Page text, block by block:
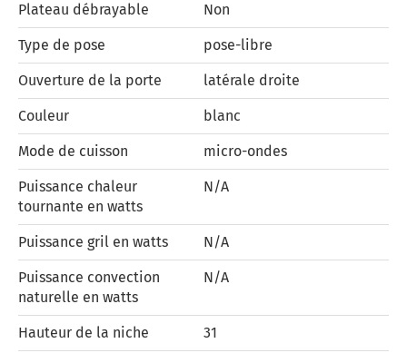
Plateau débrayable Non
Type de pose pose-libre
Ouverture de la porte latérale droite
Couleur blanc
Mode de cuisson micro-ondes
Puissance chaleur
tournante en watts
N/A
Puissance gril en watts N/A
Puissance convection
naturelle en watts
N/A
Hauteur de la niche 31